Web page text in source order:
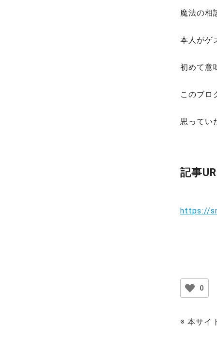
魔法の相
本人がゲ
初めて意
このブロ
思ってい
記事
https://
0
※ 本サイ